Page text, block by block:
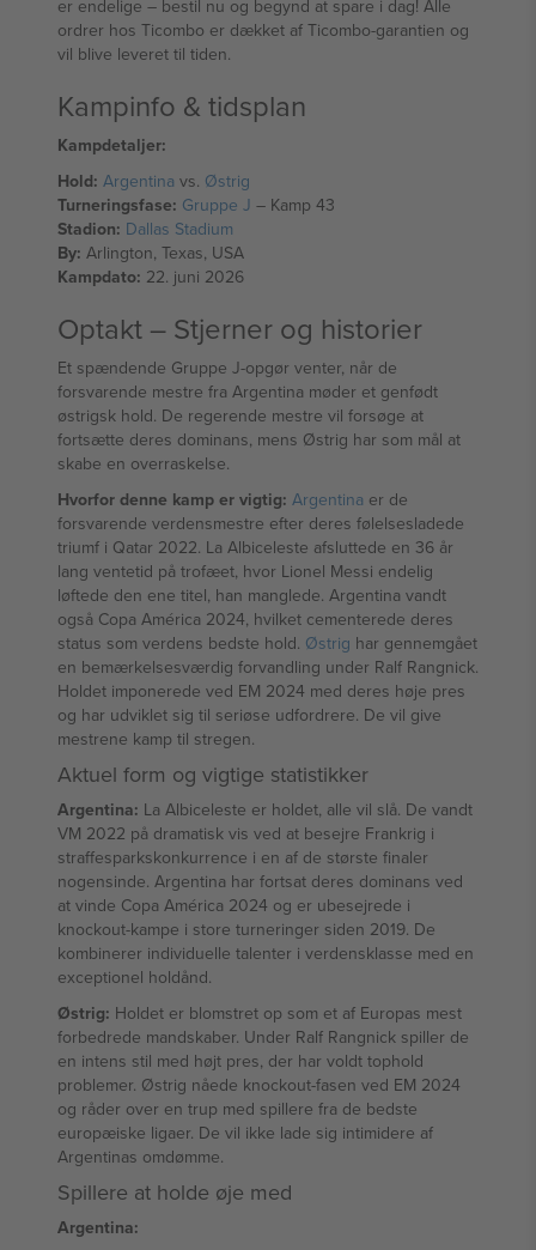
er endelige – bestil nu og begynd at spare i dag! Alle
ordrer hos Ticombo er dækket af Ticombo-garantien og
vil blive leveret til tiden.
Kampinfo & tidsplan
Kampdetaljer:
Hold: Argentina vs. Østrig
Turneringsfase: Gruppe J – Kamp 43
Stadion: Dallas Stadium
By: Arlington, Texas, USA
Kampdato: 22. juni 2026
Optakt – Stjerner og historier
Et spændende Gruppe J-opgør venter, når de
forsvarende mestre fra Argentina møder et genfødt
østrigsk hold. De regerende mestre vil forsøge at
fortsætte deres dominans, mens Østrig har som mål at
skabe en overraskelse.
Hvorfor denne kamp er vigtig: Argentina er de
forsvarende verdensmestre efter deres følelsesladede
triumf i Qatar 2022. La Albiceleste afsluttede en 36 år
lang ventetid på trofæet, hvor Lionel Messi endelig
løftede den ene titel, han manglede. Argentina vandt
også Copa América 2024, hvilket cementerede deres
status som verdens bedste hold. Østrig har gennemgået
en bemærkelsesværdig forvandling under Ralf Rangnick.
Holdet imponerede ved EM 2024 med deres høje pres
og har udviklet sig til seriøse udfordrere. De vil give
mestrene kamp til stregen.
Aktuel form og vigtige statistikker
Argentina: La Albiceleste er holdet, alle vil slå. De vandt
VM 2022 på dramatisk vis ved at besejre Frankrig i
straffesparkskonkurrence i en af de største finaler
nogensinde. Argentina har fortsat deres dominans ved
at vinde Copa América 2024 og er ubesejrede i
knockout-kampe i store turneringer siden 2019. De
kombinerer individuelle talenter i verdensklasse med en
exceptionel holdånd.
Østrig: Holdet er blomstret op som et af Europas mest
forbedrede mandskaber. Under Ralf Rangnick spiller de
en intens stil med højt pres, der har voldt tophold
problemer. Østrig nåede knockout-fasen ved EM 2024
og råder over en trup med spillere fra de bedste
europæiske ligaer. De vil ikke lade sig intimidere af
Argentinas omdømme.
Spillere at holde øje med
Argentina: